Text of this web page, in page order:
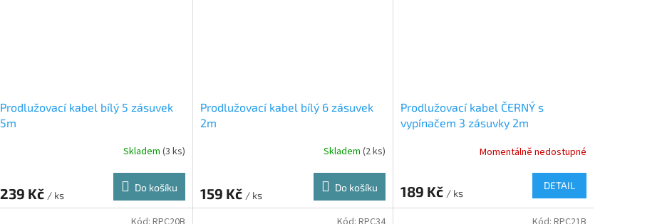
Prodlužovací kabel bílý 5 zásuvek
5m
Skladem (3 ks)
239 Kč / ks
Do košíku
Prodlužovací kabel bílý 6 zásuvek
2m
Skladem (2 ks)
159 Kč / ks
Do košíku
Prodlužovací kabel ČERNÝ s
vypínačem 3 zásuvky 2m
Momentálně nedostupné
189 Kč / ks
DETAIL